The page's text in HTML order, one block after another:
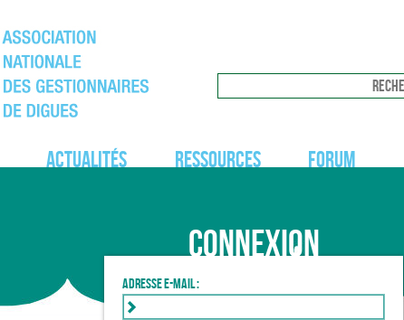
Actualités Ressources Forum
Connexion
Adresse e-mail :